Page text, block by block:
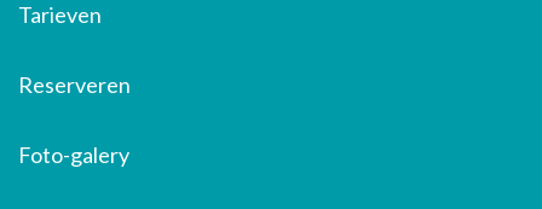
Tarieven
Reserveren
Foto-galery